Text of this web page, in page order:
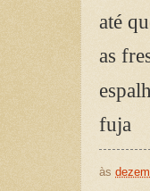
até
as
fuja
às